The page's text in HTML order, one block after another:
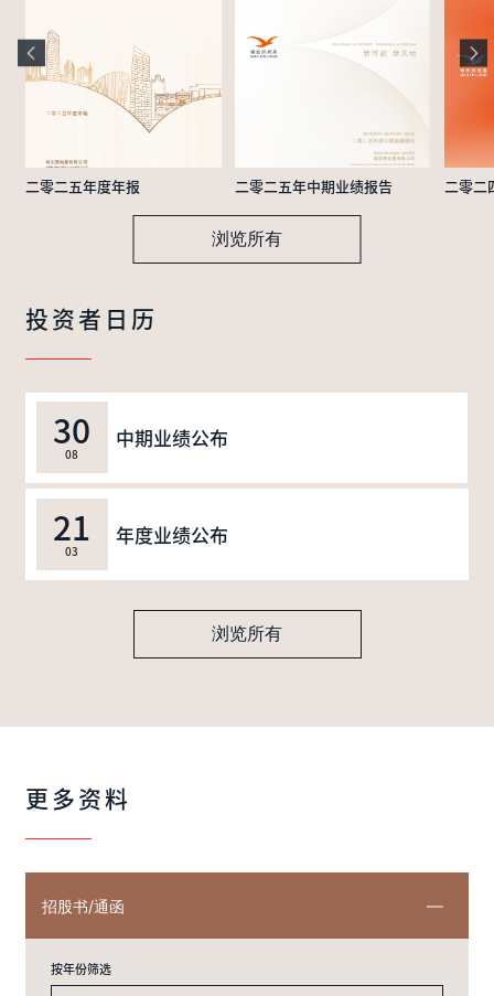
二零二五年度年报 二零二五年中期业绩报告 二零二
浏览所有
投资者日历
30
08
中期业绩公布
21
03
年度业绩公布
浏览所有
更多资料
招股书/通函
按年份筛选